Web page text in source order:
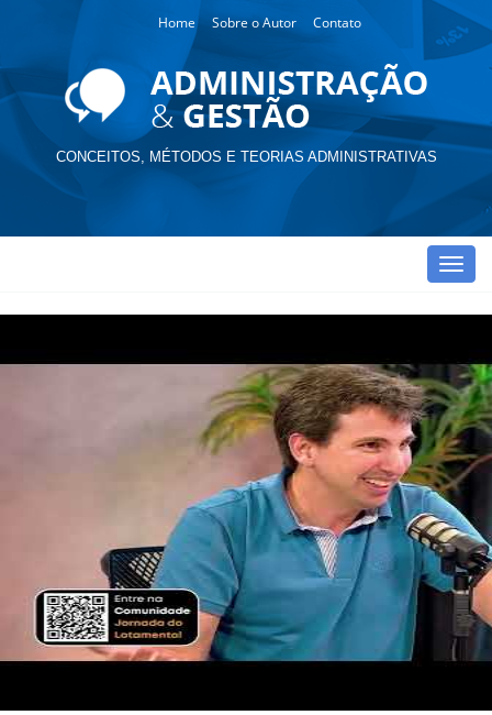
Home Sobre o Autor Contato
CONCEITOS, MÉTODOS E TEORIAS ADMINISTRATIVAS